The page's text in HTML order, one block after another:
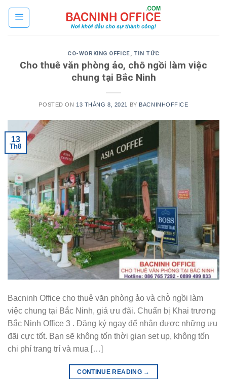
Skip
CO-WORKING OFFICE, TIN TỨC
Cho thuê văn phòng ảo, chỗ ngồi làm việc
chung tại Bắc Ninh
POSTED ON 13 THÁNG 8, 2021 BY BACNINHOFFICE
13
Th8
Bacninh Office cho thuê văn phòng ảo và chỗ ngồi làm
việc chung tại Bắc Ninh, giá ưu đãi. Chuẩn bị Khai trương
Bắc Ninh Office 3 . Đăng ký ngay để nhận được những ưu
đãi cực tốt. Bạn sẽ không tốn thời gian set up, không tốn
chi phí trang trí và mua […]
CONTINUE READING →